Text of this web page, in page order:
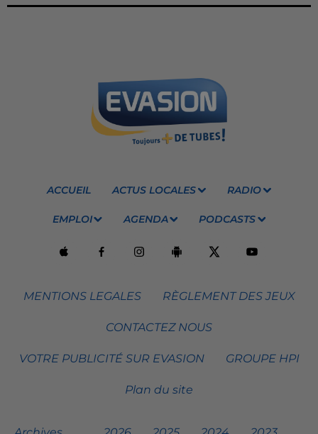
ACCUEIL ACTUS LOCALES RADIO
EMPLOI AGENDA PODCASTS
MENTIONS LEGALES RÈGLEMENT DES JEUX
CONTACTEZ NOUS
VOTRE PUBLICITÉ SUR EVASION GROUPE HPI
Plan du site